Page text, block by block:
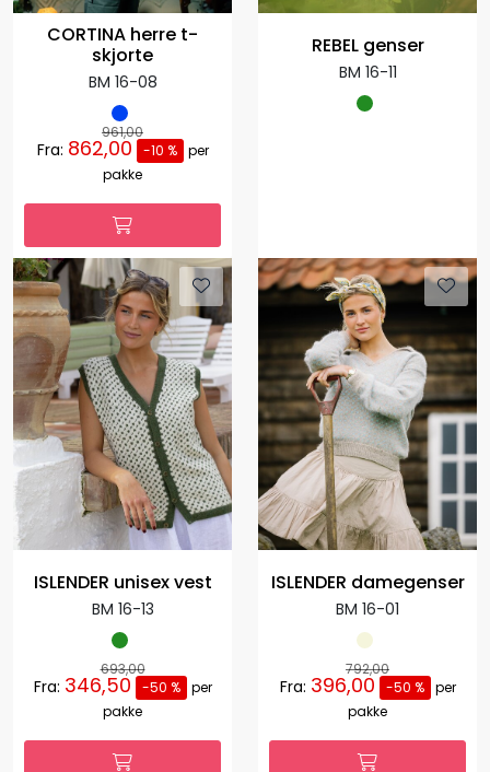
CORTINA herre t-
skjorte
BM 16-08
961,00
Fra: 862,00 -10 %
per
pakke
REBEL genser
BM 16-11
ISLENDER unisex vest
BM 16-13
693,00
Fra: 346,50 -50 %
per
pakke
ISLENDER damegenser
BM 16-01
792,00
Fra: 396,00 -50 %
per
pakke